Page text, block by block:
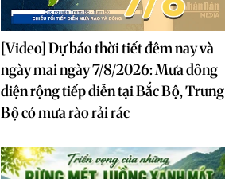
[Video] Dự báo thời tiết đêm nay và
ngày mai ngày 7/8/2026: Mưa dông
diện rộng tiếp diễn tại Bắc Bộ, Trung
Bộ có mưa rào rải rác